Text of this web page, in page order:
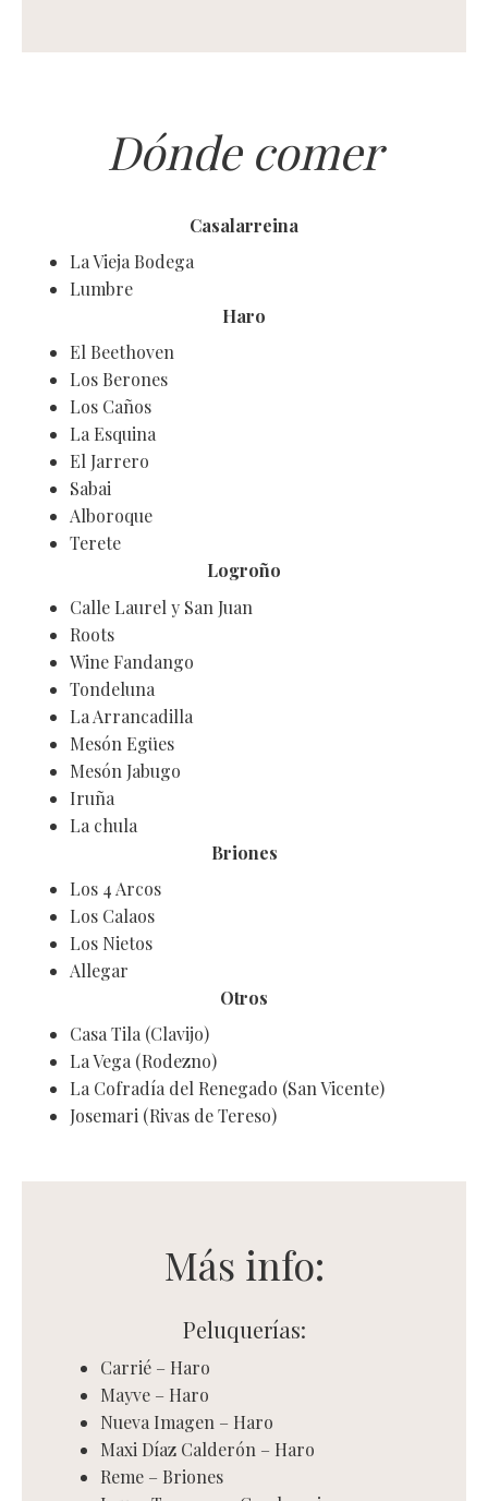
Dónde comer
Casalarreina
La Vieja Bodega
Lumbre
Haro
El Beethoven
Los Berones
Los Caños
La Esquina
El Jarrero
Sabai
Alboroque
Terete
Logroño
Calle Laurel y San Juan
Roots
Wine Fandango
Tondeluna
La Arrancadilla
Mesón Egües
Mesón Jabugo
Iruña
La chula
Briones
Los 4 Arcos
Los Calaos
Los Nietos
Allegar
Otros
Casa Tila (Clavijo)
La Vega (Rodezno)
La Cofradía del Renegado (San Vicente)
Josemari (Rivas de Tereso)
Más info:
Peluquerías:
Carrié – Haro
Mayve – Haro
Nueva Imagen – Haro
Maxi Díaz Calderón – Haro
Reme – Briones